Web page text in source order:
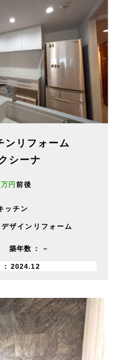
ンリフォーム
シーナ
万円 前後
ッチン
デザインリフォーム
築年数 －
2024.12